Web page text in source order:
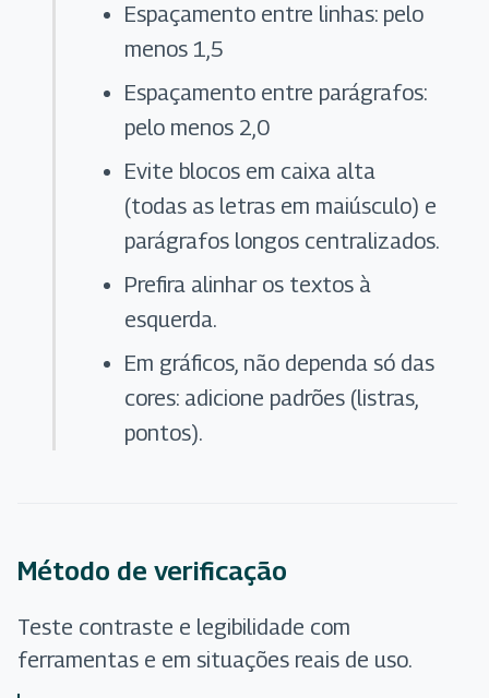
Espaçamento entre linhas: pelo
menos 1,5
Espaçamento entre parágrafos:
pelo menos 2,0
Evite blocos em caixa alta
(todas as letras em maiúsculo) e
parágrafos longos centralizados.
Prefira alinhar os textos à
esquerda.
Em gráficos, não dependa só das
cores: adicione padrões (listras,
pontos).
Método de verificação
Teste contraste e legibilidade com
ferramentas e em situações reais de uso.